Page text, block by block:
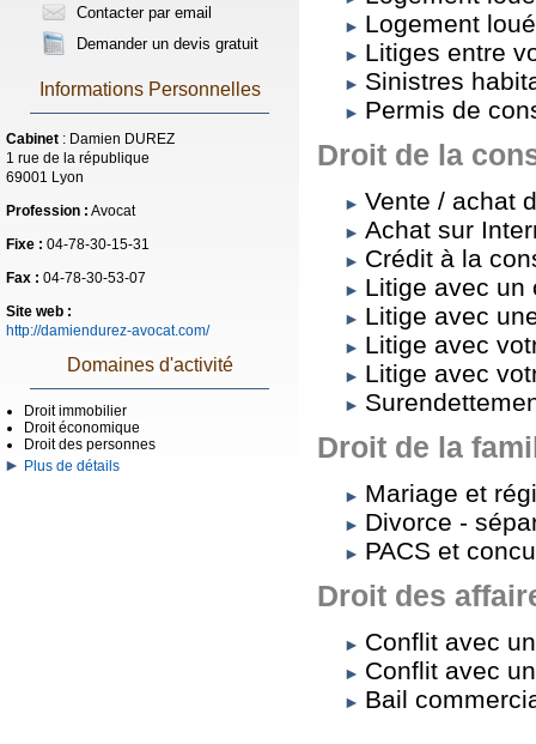
Contacter par email
Demander un devis gratuit
Informations Personnelles
Cabinet : Damien DUREZ
1 rue de la république
69001 Lyon
Profession : Avocat
Fixe : 04-78-30-15-31
Fax : 04-78-30-53-07
Site web :
http://damiendurez-avocat.com/
Domaines d'activité
Droit immobilier
Droit économique
Droit des personnes
Plus de détails
Logement
Litiges entre
Sinistres
Permis de
Droit de la
Vente / achat
Achat sur
Crédit à la
Litige avec un
Litige avec
Litige avec
Litige avec
Droit de la
Mariage et
Divorce -
PACS et
Droit des
Conflit avec
Conflit avec
Bail